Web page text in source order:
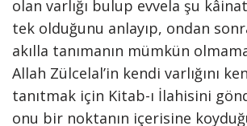
olan varlığı bulup evvela şu
tek olduğunu anlayıp, ondan
akılla tanımanın mümkün
Allah Zülcelal’in kendi varlığını
tanıtmak için Kitab-ı İlahisini
onu bir noktanın içerisine